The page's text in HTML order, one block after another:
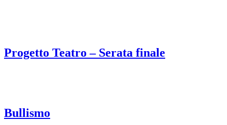
Progetto Teatro – Serata finale
Bullismo